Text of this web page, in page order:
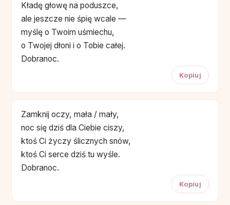
Kładę głowę na poduszce,
ale jeszcze nie śpię wcale —
myślę o Twoim uśmiechu,
o Twojej dłoni i o Tobie całej.
Dobranoc.
Kopiuj
Zamknij oczy, mała / mały,
noc się dziś dla Ciebie ciszy,
ktoś Ci życzy ślicznych snów,
ktoś Ci serce dziś tu wyśle.
Dobranoc.
Kopiuj